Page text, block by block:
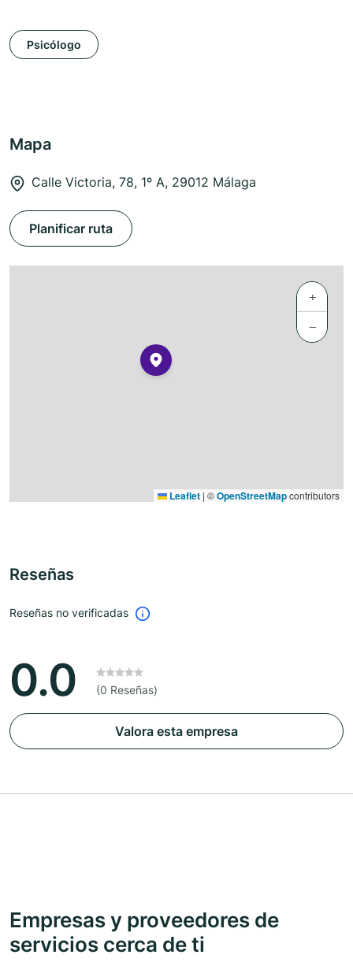
Psicólogo
Mapa
Calle Victoria, 78, 1º A, 29012 Málaga
Planificar ruta
+
−
Leaflet | ©OpenStreetMapcontributors
Reseñas
Reseñas no verificadas
0.0 (0 Reseñas)
Valora esta empresa
Empresas y proveedores de
servicios cerca de ti